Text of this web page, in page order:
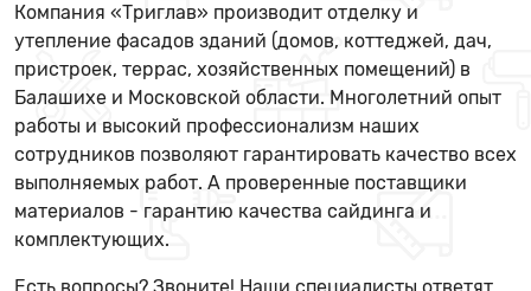
Компания «Триглав» производит отделку и
утепление фасадов зданий (домов, коттеджей, дач,
пристроек, террас, хозяйственных помещений) в
Балашихе и Московской области. Многолетний опыт
работы и высокий профессионализм наших
сотрудников позволяют гарантировать качество всех
выполняемых работ. А проверенные поставщики
материалов - гарантию качества сайдинга и
комплектующих.